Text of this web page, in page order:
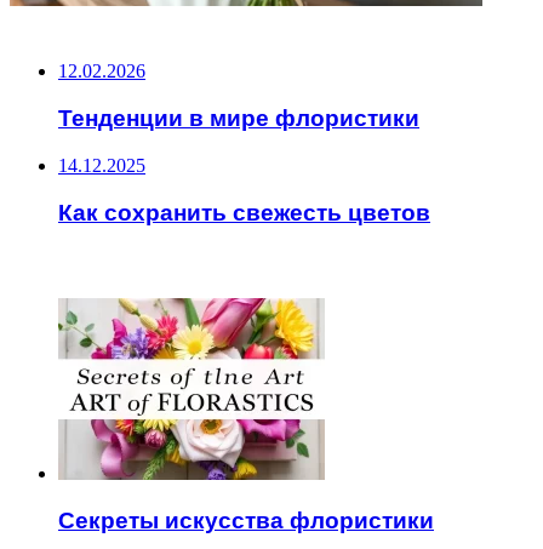
12.02.2026
Тенденции в мире флористики
14.12.2025
Как сохранить свежесть цветов
Секреты искусства флористики